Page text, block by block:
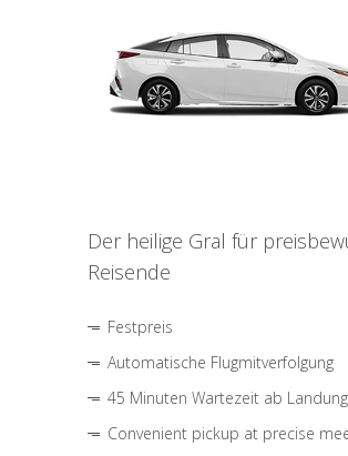
Der heilige Gral für
Reisende
Festpreis
Automatische Flugmitverfolgung
45 Minuten Wartezeit ab Landung
Convenient pickup at precise